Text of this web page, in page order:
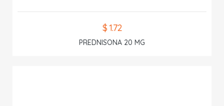
$ 1.72
PREDNISONA 20 MG